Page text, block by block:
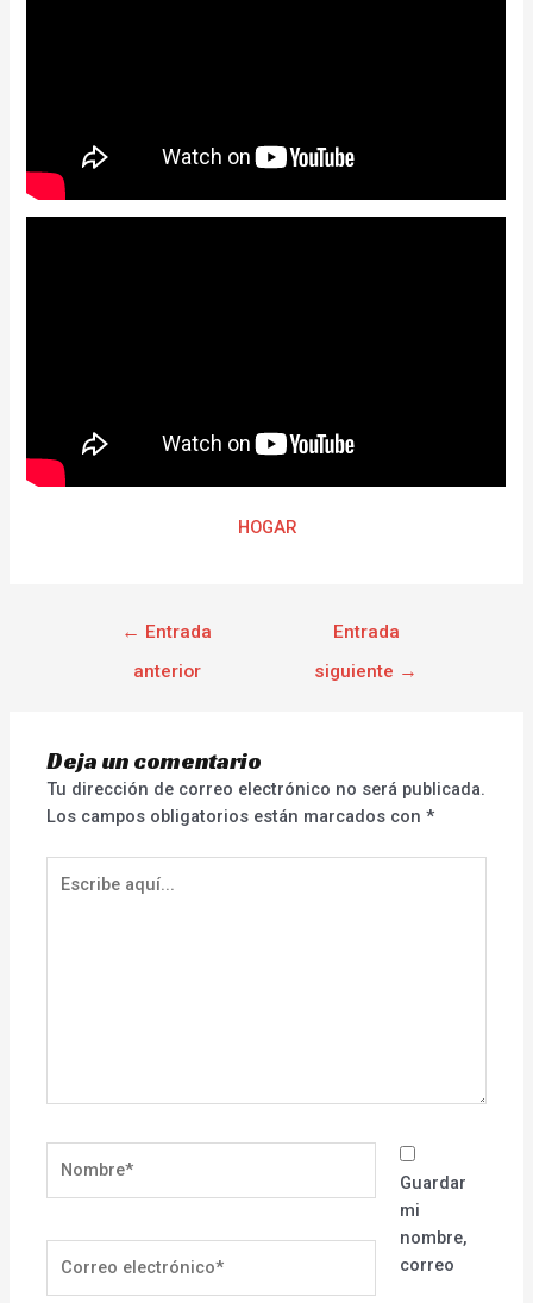
HOGAR
← Entrada
anterior
Entrada
siguiente →
Deja un comentario
Tu dirección de correo electrónico no será publicada.
Los campos obligatorios están marcados con*
aquí...
electrónico*
Guardar
mi
nombre,
correo